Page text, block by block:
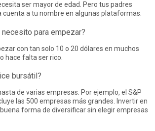
ser mayor de edad. Pero tus padres
cuenta a tu nombre en algunas plataformas.
necesito para empezar?
con tan solo 10 o 20 dólares en muchos
hace falta ser rico.
bursátil?
de varias empresas. Por ejemplo, el S&P
las 500 empresas más grandes. Invertir en
forma de diversificar sin elegir empresas